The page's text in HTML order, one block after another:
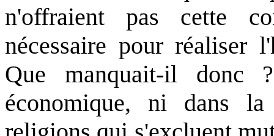
n'offraient pas cette
nécessaire pour réaliser
Que manquait-il donc
économique, ni dans